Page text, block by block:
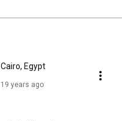
Egypt
19 years ago